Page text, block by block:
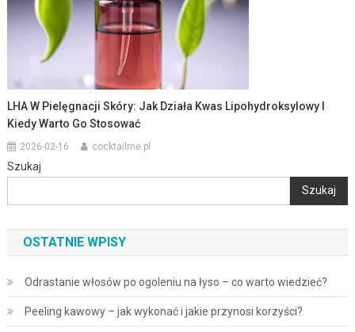
LHA W Pielęgnacji Skóry: Jak Działa Kwas Lipohydroksylowy I
Kiedy Warto Go Stosować
2026-02-16 cocktailme.pl
Szukaj
Szukaj
OSTATNIE WPISY
Odrastanie włosów po ogoleniu na łyso – co warto wiedzieć?
Peeling kawowy – jak wykonać i jakie przynosi korzyści?